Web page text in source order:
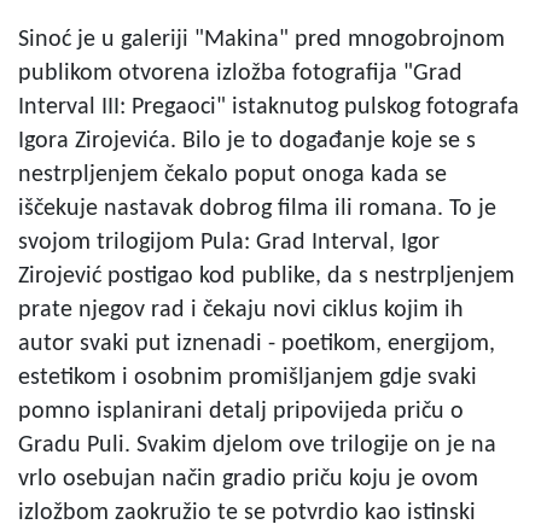
Sinoć je u galeriji "Makina" pred mnogobrojnom
publikom otvorena izložba fotografija "Grad
Interval III: Pregaoci" istaknutog pulskog fotografa
Igora Zirojevića. Bilo je to događanje koje se s
nestrpljenjem čekalo poput onoga kada se
iščekuje nastavak dobrog filma ili romana. To je
svojom trilogijom Pula: Grad Interval, Igor
Zirojević postigao kod publike, da s nestrpljenjem
prate njegov rad i čekaju novi ciklus kojim ih
autor svaki put iznenadi - poetikom, energijom,
estetikom i osobnim promišljanjem gdje svaki
pomno isplanirani detalj pripovijeda priču o
Gradu Puli. Svakim djelom ove trilogije on je na
vrlo osebujan način gradio priču koju je ovom
izložbom zaokružio te se potvrdio kao istinski